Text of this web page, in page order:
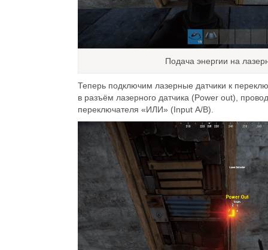
Подача энергии на
Теперь подключим лазерные датчики к
в разъём лазерного датчика (Power out),
переключателя «ИЛИ» (Input A/B).